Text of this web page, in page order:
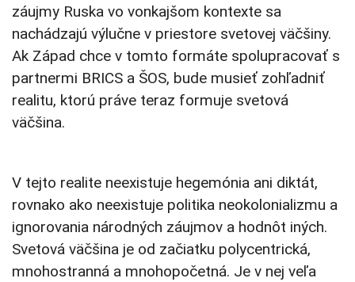
záujmy Ruska vo vonkajšom kontexte sa
nachádzajú výlučne v priestore svetovej väčšiny.
Ak Západ chce v tomto formáte spolupracovať s
partnermi BRICS a ŠOS, bude musieť zohľadniť
realitu, ktorú práve teraz formuje svetová
väčšina.
V tejto realite neexistuje hegemónia ani diktát,
rovnako ako neexistuje politika neokolonializmu a
ignorovania národných záujmov a hodnôt iných.
Svetová väčšina je od začiatku polycentrická,
mnohostranná a mnohopočetná. Je v nej veľa